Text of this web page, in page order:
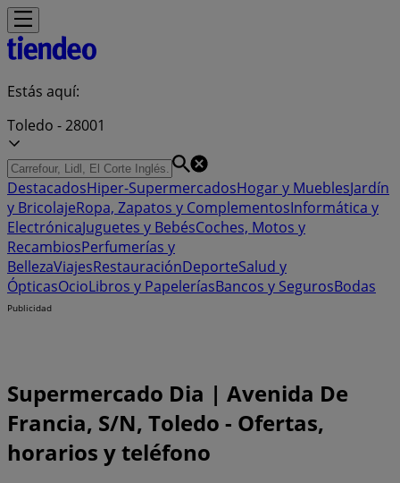
Estás aquí:
Toledo - 28001
DestacadosHiper-SupermercadosHogar y MueblesJardín
y BricolajeRopa, Zapatos y ComplementosInformática y
ElectrónicaJuguetes y BebésCoches, Motos y
RecambiosPerfumerías y
BellezaViajesRestauraciónDeporteSalud y
ÓpticasOcioLibros y PapeleríasBancos y SegurosBodas
Publicidad
Supermercado Dia | Avenida De
Francia, S/N, Toledo - Ofertas,
horarios y teléfono